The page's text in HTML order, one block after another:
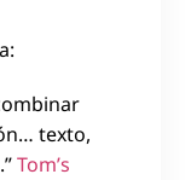
texto,
Tom’s